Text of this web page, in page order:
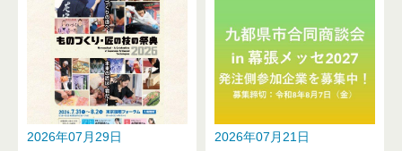
2026年07月29日
2026年07月21日